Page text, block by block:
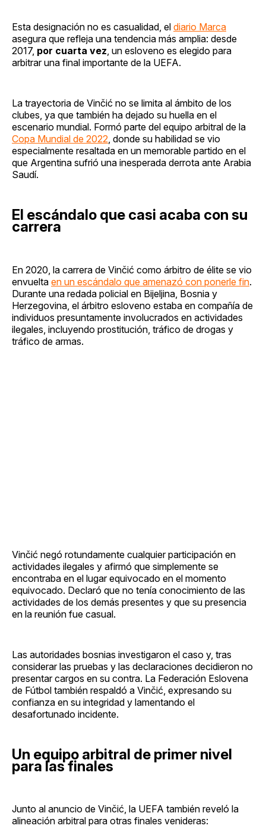
Esta designación no es casualidad, el diario Marca
asegura que refleja una tendencia más amplia: desde
2017, por cuarta vez , un esloveno es elegido para
arbitrar una final importante de la UEFA.
La trayectoria de Vinčić no se limita al ámbito de los
clubes, ya que también ha dejado su huella en el
escenario mundial. Formó parte del equipo arbitral de la
Copa Mundial de 2022 , donde su habilidad se vio
especialmente resaltada en un memorable partido en el
que Argentina sufrió una inesperada derrota ante Arabia
Saudí.
El escándalo que casi acaba con su
carrera
En 2020, la carrera de Vinčić como árbitro de élite se vio
envuelta en un escándalo que amenazó con ponerle fin.
Durante una redada policial en Bijeljina, Bosnia y
Herzegovina, el árbitro esloveno estaba en compañía de
individuos presuntamente involucrados en actividades
ilegales, incluyendo prostitución, tráfico de drogas y
tráfico de armas.
Vinčić negó rotundamente cualquier participación en
actividades ilegales y afirmó que simplemente se
encontraba en el lugar equivocado en el momento
equivocado. Declaró que no tenía conocimiento de las
actividades de los demás presentes y que su presencia
en la reunión fue casual.
Las autoridades bosnias investigaron el caso y, tras
considerar las pruebas y las declaraciones decidieron no
presentar cargos en su contra. La Federación Eslovena
de Fútbol también respaldó a Vinčić, expresando su
confianza en su integridad y lamentando el
desafortunado incidente.
Un equipo arbitral de primer nivel
para las finales
Junto al anuncio de Vinčić, la UEFA también reveló la
alineación arbitral para otras finales venideras: